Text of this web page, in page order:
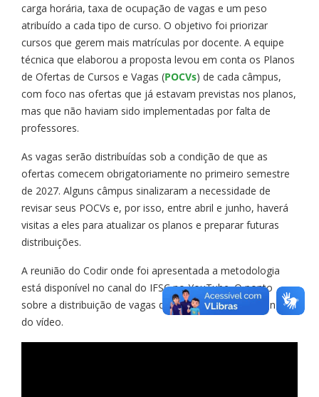
carga horária, taxa de ocupação de vagas e um peso
atribuído a cada tipo de curso. O objetivo foi priorizar
cursos que gerem mais matrículas por docente. A equipe
técnica que elaborou a proposta levou em conta os Planos
de Ofertas de Cursos e Vagas (POCVs) de cada câmpus,
com foco nas ofertas que já estavam previstas nos planos,
mas que não haviam sido implementadas por falta de
professores.
As vagas serão distribuídas sob a condição de que as
ofertas comecem obrigatoriamente no primeiro semestre
de 2027. Alguns câmpus sinalizaram a necessidade de
revisar seus POCVs e, por isso, entre abril e junho, haverá
visitas a eles para atualizar os planos e preparar futuras
distribuições.
A reunião do Codir onde foi apresentada a metodologia
está disponível no canal do IFSC no YouTube. O ponto
sobre a distribuição de vagas docentes começa a 1min16s
do vídeo.